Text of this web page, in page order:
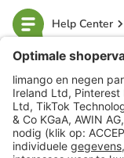
Help Center
limango
Veilig winkelen
Klantenservice